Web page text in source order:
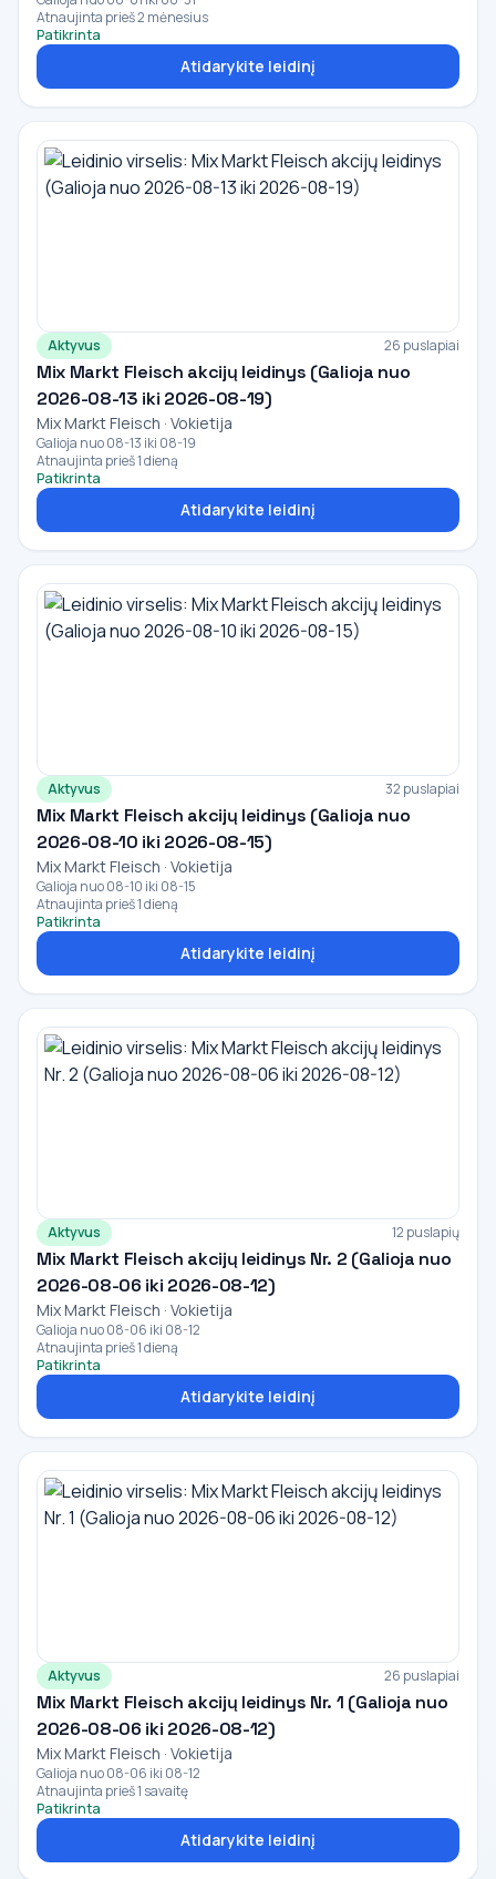
Atnaujinta prieš 2 mėnesius
Patikrinta
Atidarykite leidinį
Aktyvus 26 puslapiai
Mix Markt Fleisch akcijų leidinys (Galioja nuo
2026-08-13 iki 2026-08-19)
Mix Markt Fleisch · Vokietija
Galioja nuo 08-13 iki 08-19
Atnaujinta prieš 1 dieną
Patikrinta
Atidarykite leidinį
Aktyvus 32 puslapiai
Mix Markt Fleisch akcijų leidinys (Galioja nuo
2026-08-10 iki 2026-08-15)
Mix Markt Fleisch · Vokietija
Galioja nuo 08-10 iki 08-15
Atnaujinta prieš 1 dieną
Patikrinta
Atidarykite leidinį
Aktyvus 12 puslapių
Mix Markt Fleisch akcijų leidinys Nr. 2 (Galioja nuo
2026-08-06 iki 2026-08-12)
Mix Markt Fleisch · Vokietija
Galioja nuo 08-06 iki 08-12
Atnaujinta prieš 1 dieną
Patikrinta
Atidarykite leidinį
Aktyvus 26 puslapiai
Mix Markt Fleisch akcijų leidinys Nr. 1 (Galioja nuo
2026-08-06 iki 2026-08-12)
Mix Markt Fleisch · Vokietija
Galioja nuo 08-06 iki 08-12
Atnaujinta prieš 1 savaitę
Patikrinta
Atidarykite leidinį